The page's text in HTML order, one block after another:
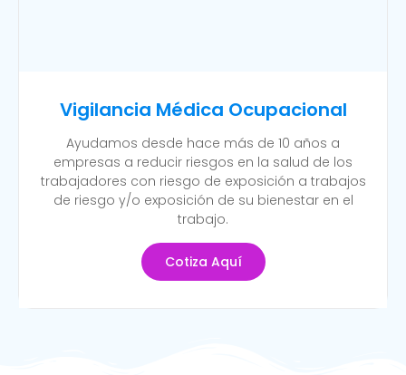
Vigilancia Médica Ocupacional
Ayudamos desde hace más de 10 años a
empresas a reducir riesgos en la salud de los
trabajadores con riesgo de exposición a trabajos
de riesgo y/o exposición de su bienestar en el
trabajo.
Cotiza Aquí